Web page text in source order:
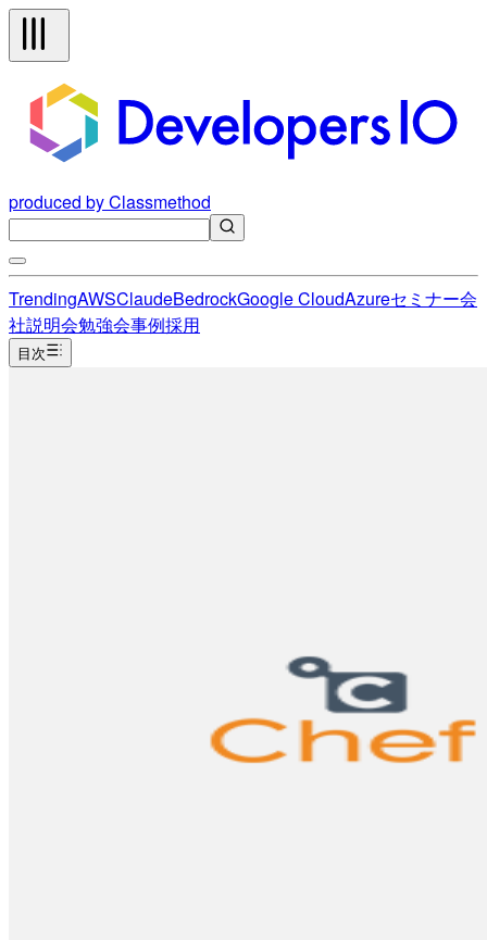
produced by Classmethod
TrendingAWSClaudeBedrockGoogle CloudAzureセミナー会
社説明会勉強会事例採用
目次